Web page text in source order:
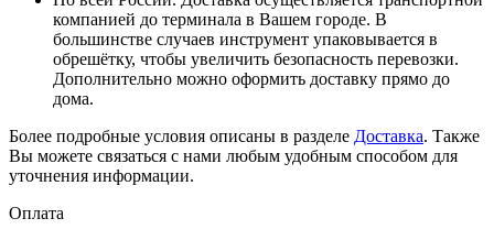
компанией до терминала в Вашем городе. В
большинстве случаев инструмент упаковывается в
обрешётку, чтобы увеличить безопасность перевозки.
Дополнительно можно оформить доставку прямо до
дома.
Более подробные условия описаны в разделе Доставка. Также
Вы можете связаться с нами любым удобным способом для
уточнения информации.
Оплата